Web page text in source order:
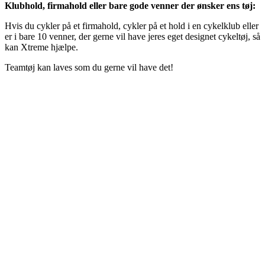
Klubhold, firmahold eller bare gode venner der ønsker ens tøj:
Hvis du cykler på et firmahold, cykler på et hold i en cykelklub eller
er i bare 10 venner, der gerne vil have jeres eget designet cykeltøj, så
kan Xtreme hjælpe.
Teamtøj kan laves som du gerne vil have det!